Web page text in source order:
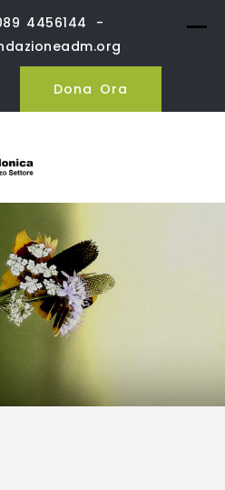
4456144
Dona Ora